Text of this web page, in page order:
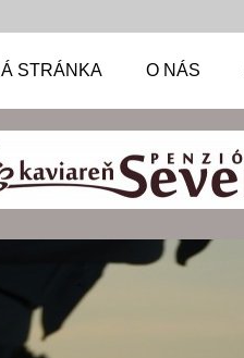
STRÁNKA O NÁS